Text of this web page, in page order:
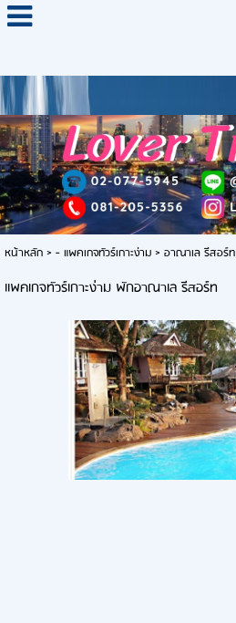
หน้าหลัก> - แพคเกจทัวร์เกาะง่าม > อาณาเล รีสอร์ท
แพคเกจทัวร์เกาะง่าม พักอาณาเล รีสอร์ท